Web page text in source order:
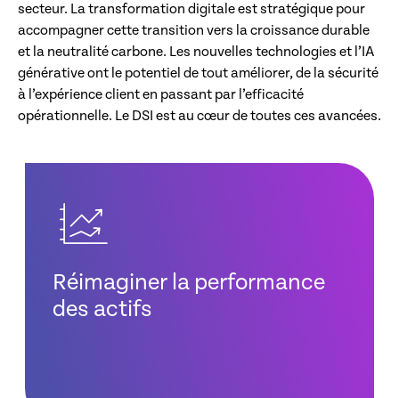
secteur. La transformation digitale est stratégique pour
accompagner cette transition vers la croissance durable
et la neutralité carbone. Les nouvelles technologies et l’IA
générative ont le potentiel de tout améliorer, de la sécurité
à l’expérience client en passant par l’efficacité
opérationnelle. Le DSI est au cœur de toutes ces avancées.
Réimaginer la performance
des actifs